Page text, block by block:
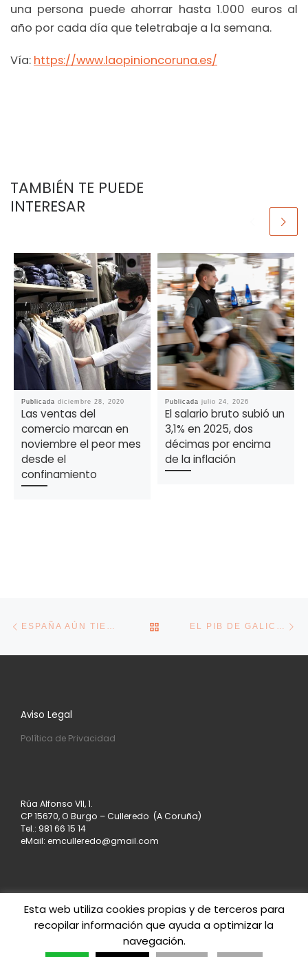
una persona puede ahorrar hasta 1.000 euros al
año por cada día que teletrabaje a la semana.
Vía: https://www.laopinioncoruna.es/
TAMBIÉN TE PUEDE
INTERESAR
Publicada diciembre 28, 2020
Las ventas del
comercio marcan en
noviembre el peor mes
desde el
confinamiento
Publicada julio 24, 2026
El salario bruto subió un
3,1% en 2025, dos
décimas por encima
de la inflación
Navegación de la entrada
Entrada anterior
VOLVER A LA LISTA DE
Aviso Legal
Política de Privacidad
Rúa Alfonso VII, 1.
CP 15670, O Burgo – Culleredo (A Coruña)
Tel.: 981 66 15 14
eMail: emculleredo@gmail.com
© 2026Asociación de Empresarios de Culleredo
Todos los derechos reservados
Esta web utiliza cookies propias y de terceros para
recopilar información que ayuda a optimizar la
navegación.